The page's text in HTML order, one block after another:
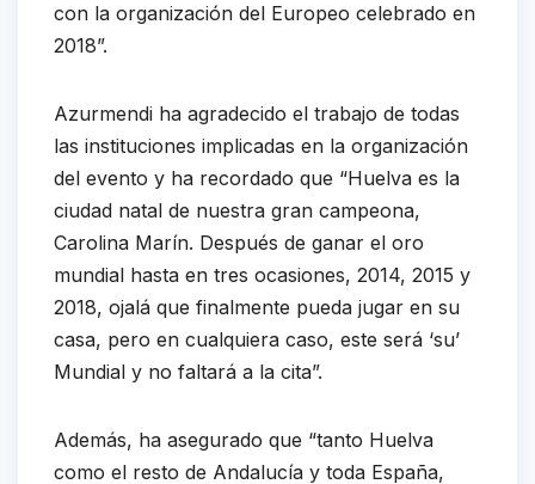
con la organización del Europeo celebrado en
2018”.
Azurmendi ha agradecido el trabajo de todas
las instituciones implicadas en la organización
del evento y ha recordado que “Huelva es la
ciudad natal de nuestra gran campeona,
Carolina Marín. Después de ganar el oro
mundial hasta en tres ocasiones, 2014, 2015 y
2018, ojalá que finalmente pueda jugar en su
casa, pero en cualquiera caso, este será ‘su’
Mundial y no faltará a la cita”.
Además, ha asegurado que “tanto Huelva
como el resto de Andalucía y toda España,